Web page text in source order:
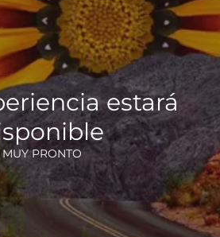
estará
MUY PRONTO